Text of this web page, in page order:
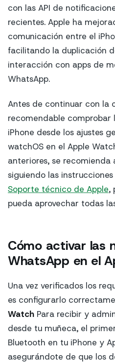
con las API de
recientes. Apple ha
comunicación entre el
facilitando la duplicación
interacción con apps de
WhatsApp.
Antes de continuar con la
recomendable comprobar
iPhone desde los ajustes
watchOS en el Apple
anteriores, se recomienda
siguiendo las
Soporte técnico de Apple,
pueda aprovechar todas
Cómo activar las
WhatsApp en el
Una vez verificados los
es configurarlo
Watch Para recibir y
desde tu muñeca, el
Bluetooth en tu iPhone y
asegurándote de que los